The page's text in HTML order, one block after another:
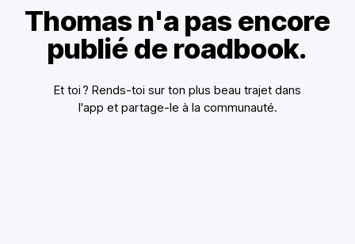
Thomas n'a pas encore
publié de roadbook.
Et toi ? Rends-toi sur ton plus beau trajet dans
l'app et partage-le à la communauté.